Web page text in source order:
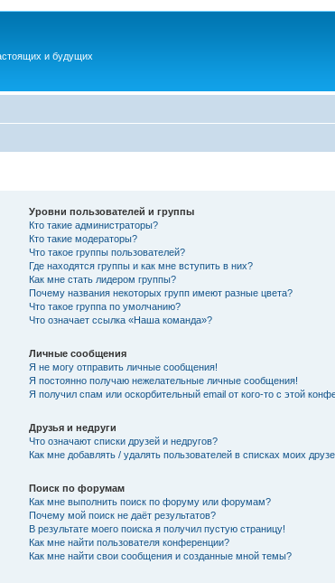
и будущих
Уровни пользователей и группы
Кто такие администраторы?
Кто такие модераторы?
Что такое группы пользователей?
Где находятся группы и как мне вступить в них?
Как мне стать лидером группы?
Почему названия некоторых групп имеют разные цвета?
Что такое группа по умолчанию?
Что означает ссылка «Наша команда»?
Личные сообщения
Я не могу отправить личные сообщения!
Я постоянно получаю нежелательные личные сообщения!
Я получил спам или оскорбительный email от кого-то с этой
Друзья и недруги
Что означают списки друзей и недругов?
Как мне добавлять / удалять пользователей в списках моих
Поиск по форумам
Как мне выполнить поиск по форуму или форумам?
Почему мой поиск не даёт результатов?
В результате моего поиска я получил пустую страницу!
Как мне найти пользователя конференции?
Как мне найти свои сообщения и созданные мной темы?